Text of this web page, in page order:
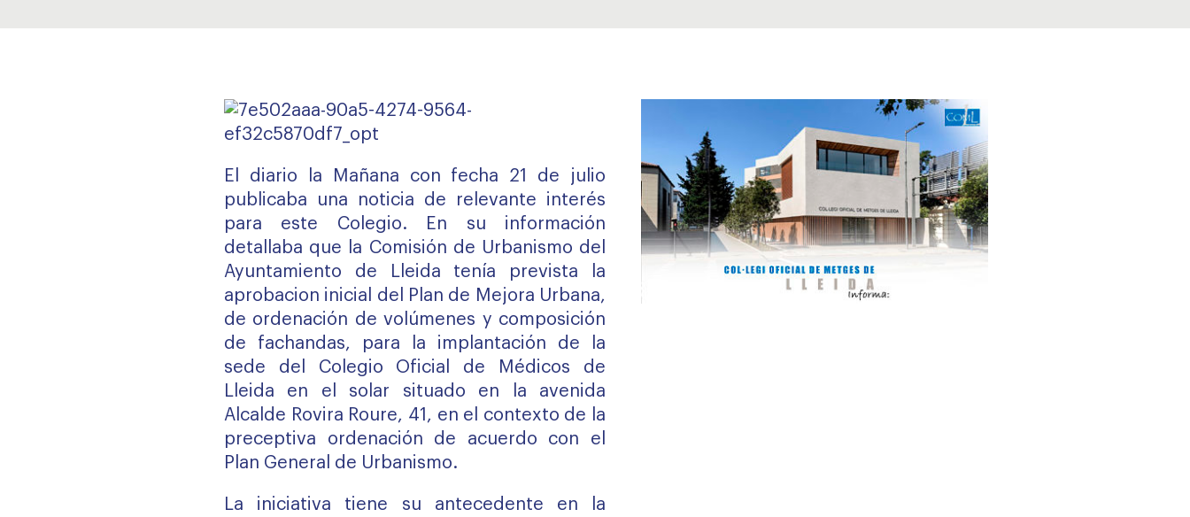
El diario la Mañana con fecha 21 de julio
publicaba una noticia de relevante interés
para este Colegio. En su información
detallaba que la Comisión de Urbanismo del
Ayuntamiento de Lleida tenía prevista la
aprobacion inicial del Plan de Mejora Urbana,
de ordenación de volúmenes y composición
de fachandas, para la implantación de la
sede del Colegio Oficial de Médicos de
Lleida en el solar situado en la avenida
Alcalde Rovira Roure, 41, en el contexto de la
preceptiva ordenación de acuerdo con el
Plan General de Urbanismo.
La iniciativa tiene su antecedente en la